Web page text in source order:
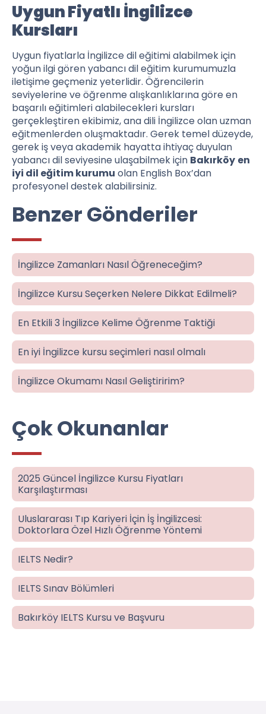
Uygun Fiyatlı İngilizce
Kursları
Uygun fiyatlarla İngilizce dil eğitimi alabilmek için
yoğun ilgi gören yabancı dil eğitim kurumumuzla
iletişime geçmeniz yeterlidir. Öğrencilerin
seviyelerine ve öğrenme alışkanlıklarına göre en
başarılı eğitimleri alabilecekleri kursları
gerçekleştiren ekibimiz, ana dili İngilizce olan uzman
eğitmenlerden oluşmaktadır. Gerek temel düzeyde,
gerek iş veya akademik hayatta ihtiyaç duyulan
yabancı dil seviyesine ulaşabilmek için Bakırköy en
iyi dil eğitim kurumu olan English Box’dan
profesyonel destek alabilirsiniz.
Benzer Gönderiler
İngilizce Zamanları Nasıl Öğreneceğim?
İngilizce Kursu Seçerken Nelere Dikkat Edilmeli?
En Etkili 3 İngilizce Kelime Öğrenme Taktiği
En iyi İngilizce kursu seçimleri nasıl olmalı
İngilizce Okumamı Nasıl Geliştiririm?
Çok Okunanlar
2025 Güncel İngilizce Kursu Fiyatları
Karşılaştırması
Uluslararası Tıp Kariyeri İçin İş İngilizcesi:
Doktorlara Özel Hızlı Öğrenme Yöntemi
IELTS Nedir?
IELTS Sınav Bölümleri
Bakırköy IELTS Kursu ve Başvuru